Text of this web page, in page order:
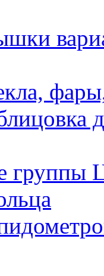
группы